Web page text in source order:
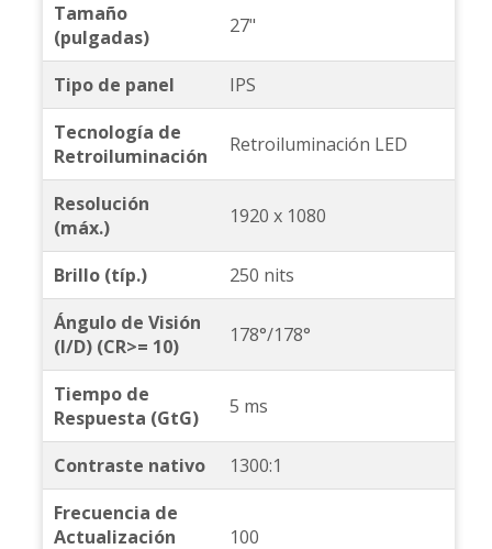
Tamaño
(pulgadas)
27"
Tipo de panel
IPS
Tecnología de
Retroiluminación
Retroiluminación LED
Resolución
(máx.)
1920 x 1080
Brillo (típ.)
250 nits
Ángulo de Visión
(l/D) (CR>= 10)
178°/178°
Tiempo de
Respuesta (GtG)
5 ms
Contraste nativo
1300:1
Frecuencia de
Actualización
100